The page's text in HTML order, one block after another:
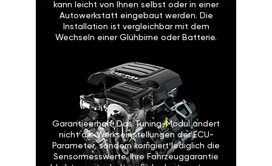
kann leicht von Ihnen selbst oder in einer
Autowerkstatt eingebaut werden. Die
Installation ist vergleichbar mit dem
Wechseln einer Glühbirne oder Batterie.
Garantieerhalt: Das Tuning-Modul ändert
nicht die Werkseinstellungen der ECU-
Parameter, sondern korrigiert lediglich die
Sensormesswerte. Ihre Fahrzeuggarantie